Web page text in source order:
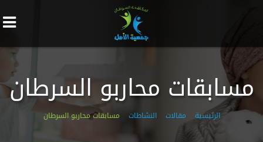
مسابقات محاربو السرطان
الرئيسية مقالات النشاطات مسابقات محاربو السرطان